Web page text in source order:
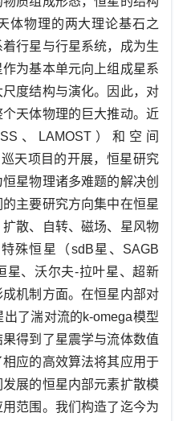
体物理的两大理论基石之
行星与行星系统，成为生
为基本单元向上组成星系
度结构与演化。因此，对
天体物理的巨大推动。近
、LAMOST）和空间
天项目的开展，恒星研究
星物理诸多难题的解决创
主要研究方向集中在恒星
散、自转、磁场、星风物
殊恒星（sdB星、SAGB
星、沃尔夫-拉叶星、超新
机制方面。在恒星内部对
了湍对流的k-omega模型
得到了星震学与流体数值
应的高效算法将其应用于
展的恒星内部元素扩散模
范围。我们构造了迄今为